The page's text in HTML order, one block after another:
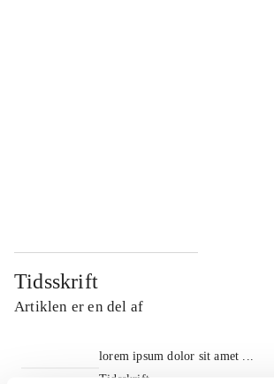
Tidsskrift
Artiklen er en del af
lorem ipsum dolor sit amet ...
Tidsskrift